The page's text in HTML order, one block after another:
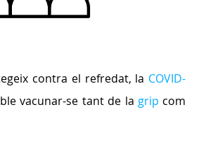
contra el refredat, la COVID-
vacunar-se tant de la grip com